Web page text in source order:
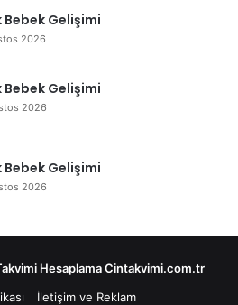
Bebek Gelişimi
2026
Bebek Gelişimi
2026
Bebek Gelişimi
2026
Hesaplama Cintakvimi.com.tr
İletişim ve Reklam